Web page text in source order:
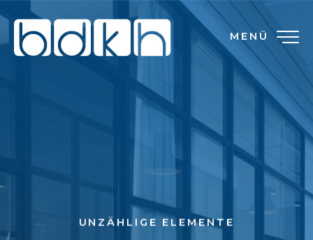
MENÜ
UNZÄHLIGE ELEMENTE